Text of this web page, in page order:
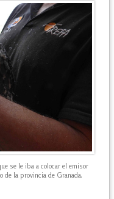
se le iba a colocar el emisor
de la provincia de Granada.